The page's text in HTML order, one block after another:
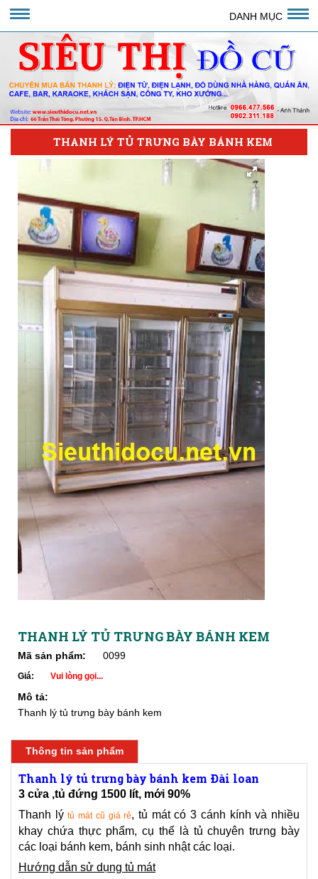
DANH MỤC
THANH LÝ TỦ TRƯNG BÀY BÁNH KEM
THANH LÝ TỦ TRƯNG BÀY BÁNH KEM
Mã sản phẩm: 0099
Giá: Vui lòng gọi...
Mô tả:
Thanh lý tủ trưng bày bánh kem
Thông tin sản phẩm
Thanh lý tủ trưng bày bánh kem Đài loan
3 cửa ,tủ đứng 1500 lít, mới 90%
Thanh lýtủ mát cũ giá rẻ, tủ mát có 3 cánh kính và nhiều
khay chứa thực phẩm, cụ thể là tủ chuyên trưng bày
các loại bánh kem, bánh sinh nhật các loại.
Hướng dẫn sử dụng tủ mát